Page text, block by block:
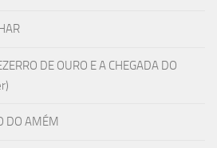
DE OURO E A CHEGADA DO
DO AMÉM